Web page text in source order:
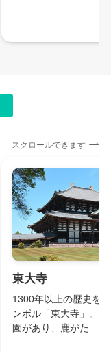
スクロールできます
東大寺
1300年以上の歴史を
ンボル「東大寺」。
園があり、鹿がた…